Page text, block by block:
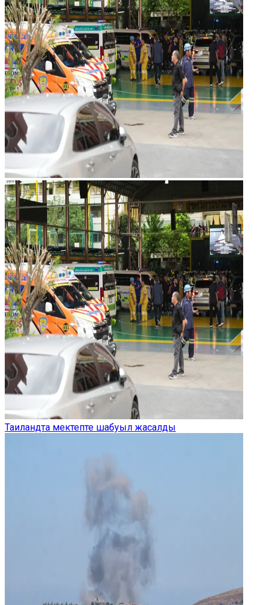
Таиландта мектепте шабуыл жасалды